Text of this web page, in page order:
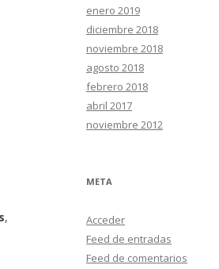
,
enero 2019
diciembre 2018
noviembre 2018
agosto 2018
febrero 2018
abril 2017
noviembre 2012
META
Acceder
Feed de entradas
Feed de comentarios